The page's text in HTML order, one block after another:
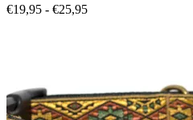
€19,95 - €25,95Prijsklasse: